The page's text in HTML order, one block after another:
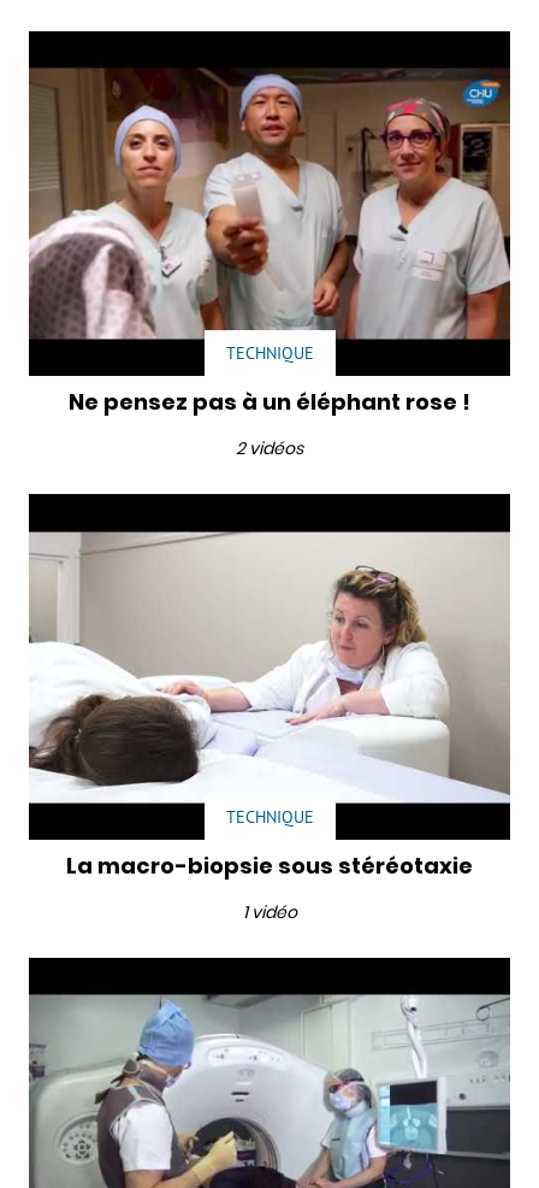
TECHNIQUE
Ne pensez pas à un éléphant rose !
2 vidéos
TECHNIQUE
La macro-biopsie sous stéréotaxie
1 vidéo